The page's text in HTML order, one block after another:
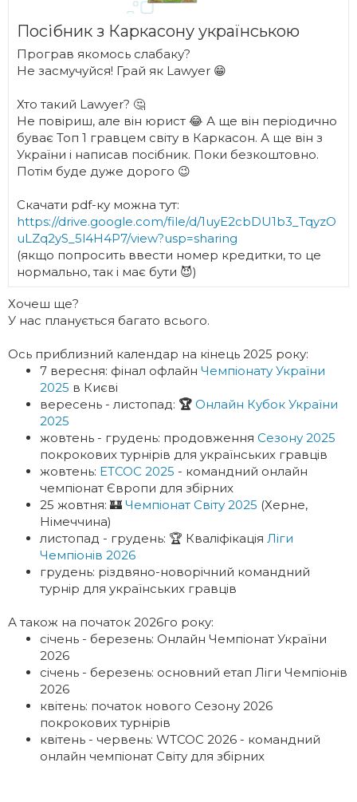
Посібник з Каркасону українською
Програв якомось слабаку?
Не засмучуйся! Грай як Lawyer 😁
Хто такий Lawyer? 🤔
Не повіриш, але він юрист 😂 А ще він періодично
буває Топ 1 гравцем світу в Каркасон. А ще він з
України і написав посібник. Поки безкоштовно.
Потім буде дуже дорого 😉
Скачати pdf-ку можна тут:
https://drive.google.com/file/d/1uyE2cbDU1b3_TqyzO
uLZq2yS_5l4H4P7/view?usp=sharing
(якщо попросить ввести номер кредитки, то це
нормально, так і має бути 😈)
Хочеш ще?
У нас планується багато всього.
Ось приблизний календар на кінець 2025 року:
7 вересня: фінал офлайн Чемпіонату України
2025 в Києві
вересень - листопад: 🏆 Онлайн Кубок України
2025
жовтень - грудень: продовження Сезону 2025
покрокових турнірів для українських гравців
жовтень: ETCOC 2025 - командний онлайн
чемпіонат Європи для збірних
25 жовтня: 🏰 Чемпіонат Світу 2025 (Херне,
Німеччина)
листопад - грудень: 🏆 Кваліфікація Ліги
Чемпіонів 2026
грудень: різдвяно-новорічний командний
турнір для українських гравців
А також на початок 2026го року:
січень - березень: Онлайн Чемпіонат України
2026
січень - березень: основний етап Ліги Чемпіонів
2026
квітень: початок нового Сезону 2026
покрокових турнірів
квітень - червень: WTCOC 2026 - командний
онлайн чемпіонат Світу для збірних